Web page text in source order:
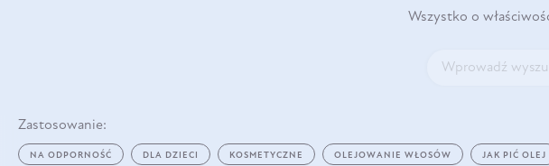
Wszystko o
Zastosowanie:
NA ODPORNOŚĆ DLA DZIECI KOSMETYCZNE OLEJOWANIE WŁOSÓW JAK PIĆ OLEJ